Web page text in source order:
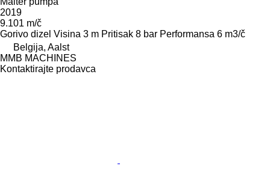
2019
9.101 m/č
Gorivo dizel Visina 3 m Pritisak 8 bar Performansa 6 m3/č
Belgija, Aalst
MMB MACHINES
Kontaktirajte prodavca